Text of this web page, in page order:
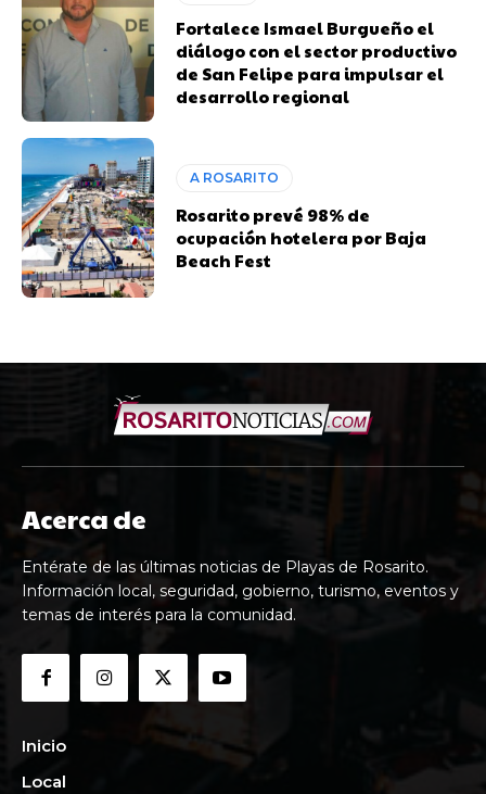
Fortalece Ismael Burgueño el
diálogo con el sector productivo
de San Felipe para impulsar el
desarrollo regional
A ROSARITO
Rosarito prevé 98% de
ocupación hotelera por Baja
Beach Fest
Acerca de
Entérate de las últimas noticias de Playas de Rosarito.
Información local, seguridad, gobierno, turismo, eventos y
temas de interés para la comunidad.
Inicio
Local